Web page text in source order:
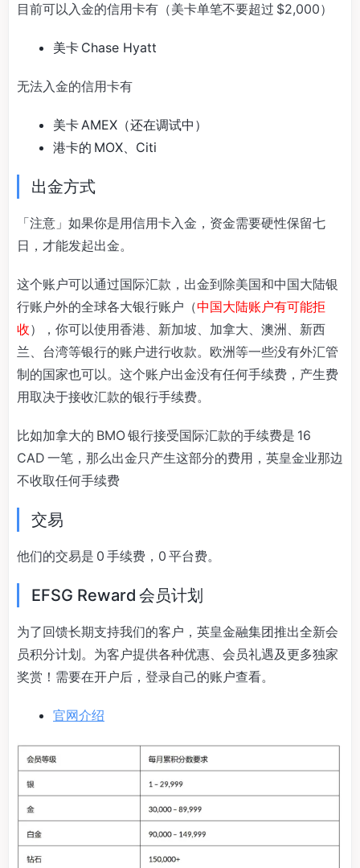
目前可以入金的信用卡有（美卡单笔不要超过 $2,000）
美卡 Chase Hyatt
无法入金的信用卡有
美卡 AMEX（还在调试中）
港卡的 MOX、Citi
出金方式
「注意」如果你是用信用卡入金，资金需要硬性保留七
日，才能发起出金。
这个账户可以通过国际汇款，出金到除美国和中国大陆银
行账户外的全球各大银行账户（中国大陆账户有可能拒
收），你可以使用香港、新加坡、加拿大、澳洲、新西
兰、台湾等银行的账户进行收款。欧洲等一些没有外汇管
制的国家也可以。这个账户出金没有任何手续费，产生费
用取决于接收汇款的银行手续费。
比如加拿大的 BMO 银行接受国际汇款的手续费是 16
CAD 一笔，那么出金只产生这部分的费用，英皇金业那边
不收取任何手续费
交易
他们的交易是 0 手续费，0 平台费。
EFSG Reward 会员计划
为了回馈长期支持我们的客户，英皇金融集团推出全新会
员积分计划。为客户提供各种优惠、会员礼遇及更多独家
奖赏！需要在开户后，登录自己的账户查看。
官网介绍